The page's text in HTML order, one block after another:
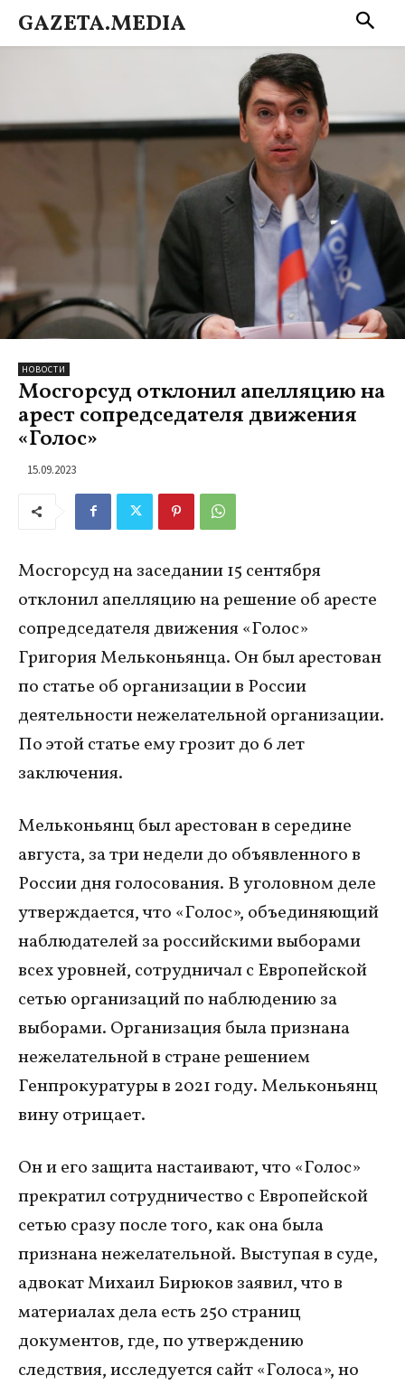
GAZETA.MEDIA
НОВОСТИ
Мосгорсуд отклонил апелляцию на
арест сопредседателя движения
«Голос»
15.09.2023
Мосгорсуд на заседании 15 сентября
отклонил апелляцию на решение об аресте
сопредседателя движения «Голос»
Григория Мельконьянца. Он был арестован
по статье об организации в России
деятельности нежелательной организации.
По этой статье ему грозит до 6 лет
заключения.
Мельконьянц был арестован в середине
августа, за три недели до объявленного в
России дня голосования. В уголовном деле
утверждается, что «Голос», объединяющий
наблюдателей за российскими выборами
всех уровней, сотрудничал с Европейской
сетью организаций по наблюдению за
выборами. Организация была признана
нежелательной в стране решением
Генпрокуратуры в 2021 году. Мельконьянц
вину отрицает.
Он и его защита настаивают, что «Голос»
прекратил сотрудничество с Европейской
сетью сразу после того, как она была
признана нежелательной. Выступая в суде,
адвокат Михаил Бирюков заявил, что в
материалах дела есть 250 страниц
документов, где, по утверждению
следствия, исследуется сайт «Голоса», но